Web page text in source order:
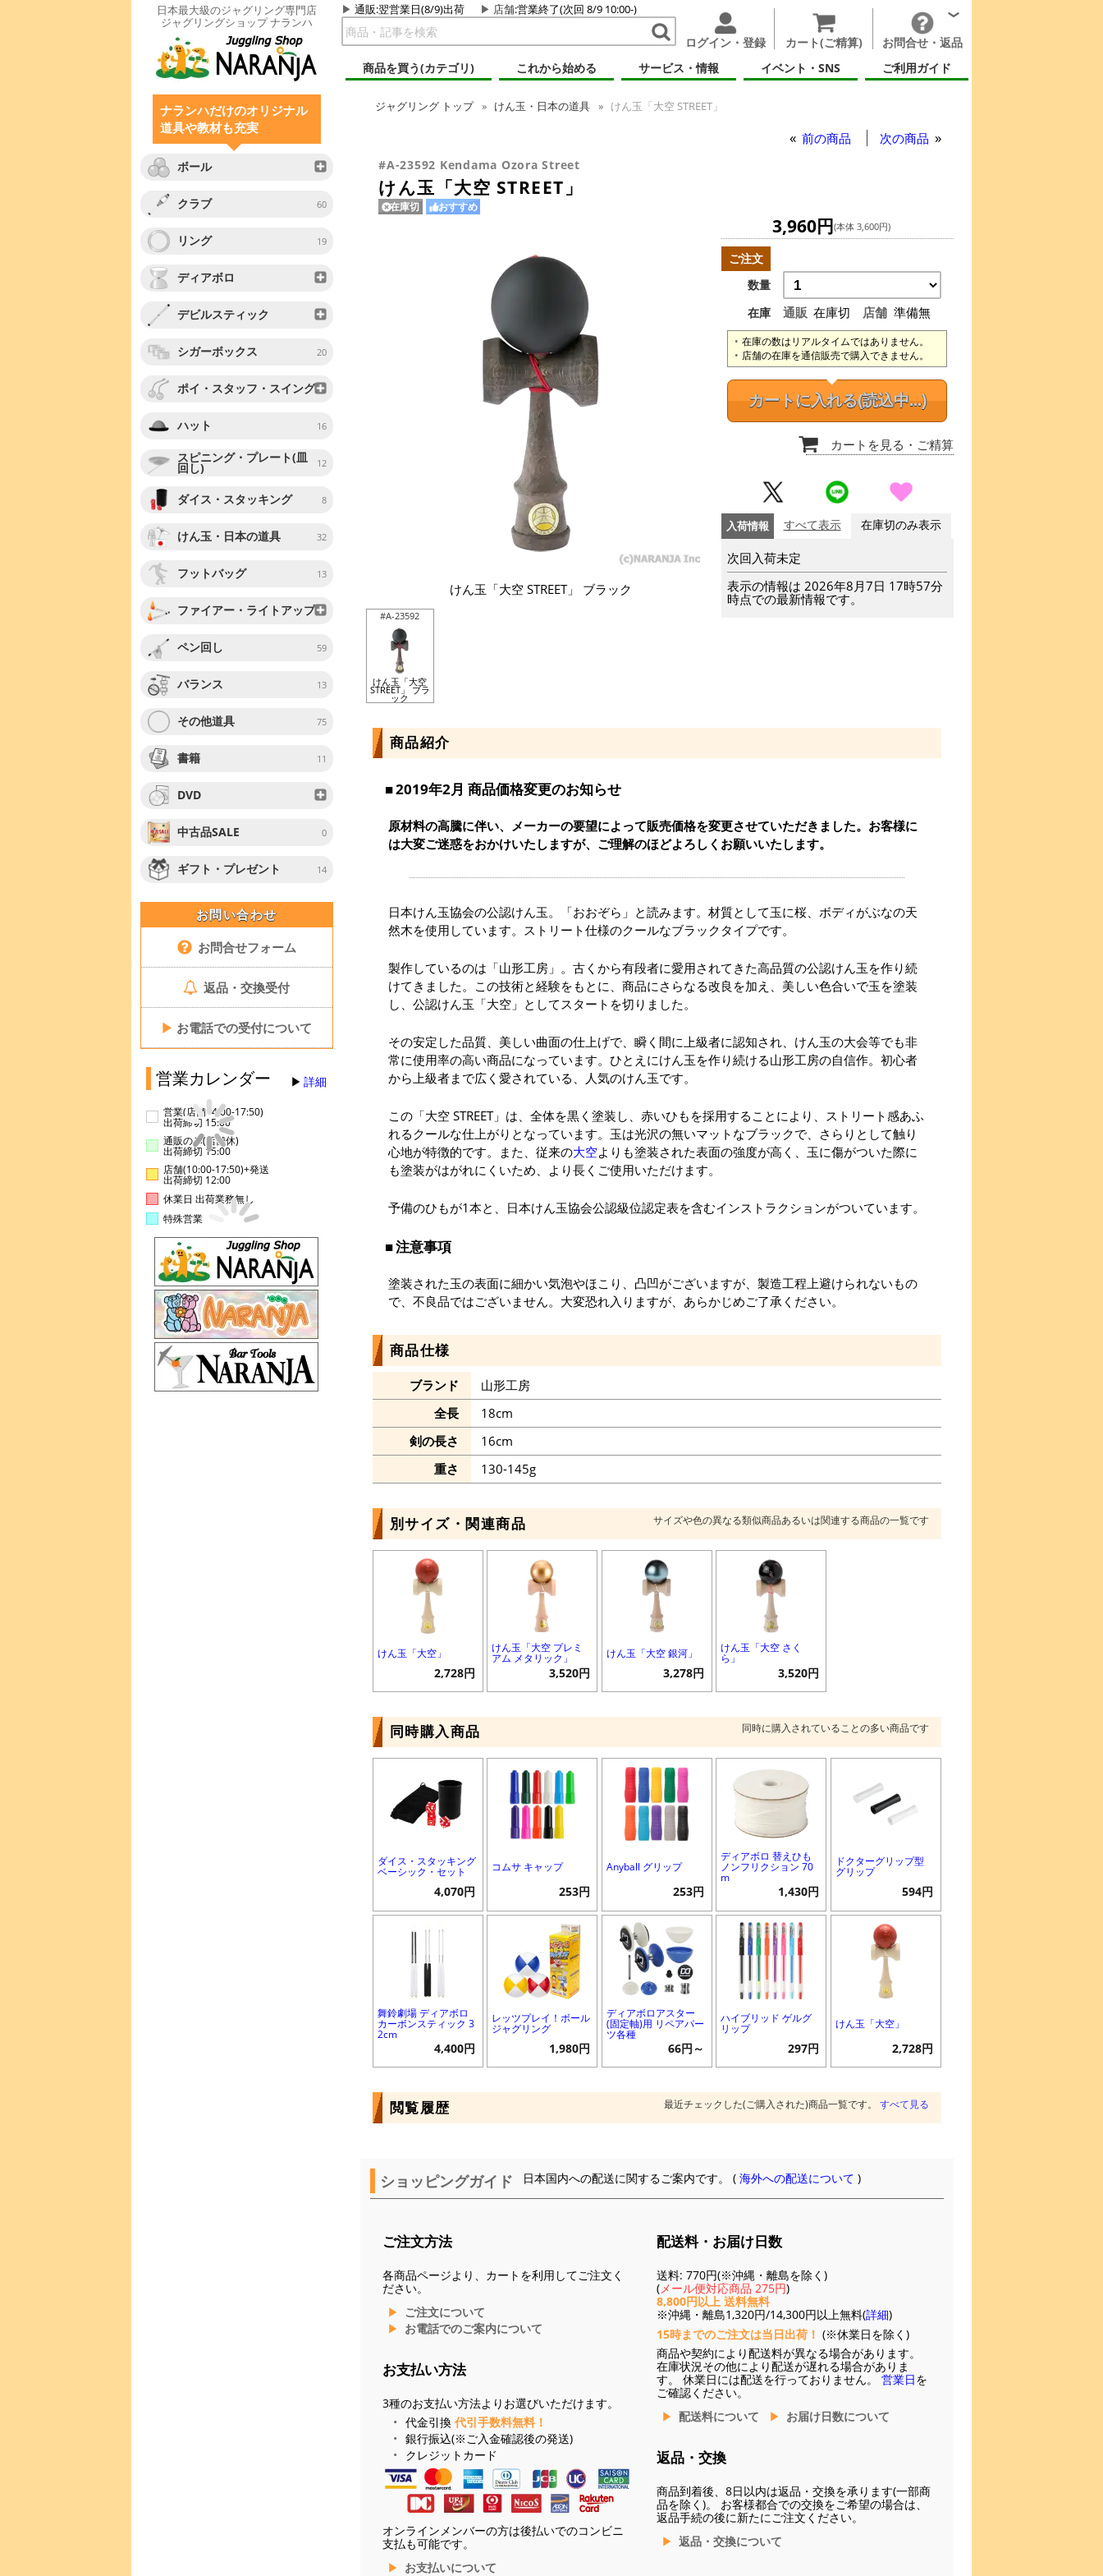
日本最大級のジャグリング専門店
ジャグリングショップ ナランハ
通販:翌営業日(8/9)出荷 店舗:営業終了(次回 8/9 10:00-)
ログイン・登録 カート(ご精算)
お問合せ・返品
商品を買う(カテゴリ)
これから始める サービス・情報 イベント・SNS ご利用ガイド
ナランハだけのオリジナル
道具や教材も充実
ボール
クラブ 60
リング 19
ディアボロ
デビルスティック
シガーボックス 20
ポイ・スタッフ・スイング
ハット 16
スピニング・プレート(皿
回し) 12
ダイス・スタッキング 8
けん玉・日本の道具 32
フットバッグ 13
ファイアー・ライトアップ
ペン回し 59
バランス 13
その他道具 75
書籍 11
DVD
中古品SALE 0
ギフト・プレゼント 14
お問い合わせ
お問合せフォーム
返品・交換受付
▶ お電話での受付について
営業カレンダー 詳細
営業(店舗14:00-17:50)
出荷締切 15:00
通販のみ(店舗休)
出荷締切 15:00
店舗(10:00-17:50)+発送
出荷締切 12:00
休業日 出荷業務無し
特殊営業
ジャグリング トップ けん玉・日本の道具 けん玉「大空 STREET」
前の商品 次の商品
#A-23592 Kendama Ozora Street
けん玉「大空 STREET」
在庫切 おすすめ
けん玉「大空 STREET」 ブラック
#A-23592
けん玉「大空
STREET」 ブラ
ック
3,960円(本体 3,600円)
ご注文
数量
在庫
通販 在庫切 店舗 準備無
在庫の数はリアルタイムではありません。
店舗の在庫を通信販売で購入できません。
カートに入れる(読込中...)
カートを見る ・ご精算
入荷情報 すべて表示 在庫切のみ表示
次回入荷未定
表示の情報は 2026年8月7日 17時57分
時点での最新情報です。
商品紹介
2019年2月 商品価格変更のお知らせ
原材料の高騰に伴い、メーカーの要望によって販売価格を変更させていただきました。お客様に
は大変ご迷惑をおかけいたしますが、ご理解のほどよろしくお願いいたします。
日本けん玉協会の公認けん玉。「おおぞら」と読みます。材質として玉に桜、ボディがぶなの天
然木を使用しています。ストリート仕様のクールなブラックタイプです。
製作しているのは「山形工房」。古くから有段者に愛用されてきた高品質の公認けん玉を作り続
けてきました。この技術と経験をもとに、商品にさらなる改良を加え、美しい色合いで玉を塗装
し、公認けん玉「大空」としてスタートを切りました。
その安定した品質、美しい曲面の仕上げで、瞬く間に上級者に認知され、けん玉の大会等でも非
常に使用率の高い商品になっています。ひとえにけん玉を作り続ける山形工房の自信作。初心者
から上級者まで広く愛されている、人気のけん玉です。
この「大空 STREET」は、全体を黒く塗装し、赤いひもを採用することにより、ストリート感あふ
れるクールな仕上がりとなっています。玉は光沢の無いマットなブラックで、さらりとして触り
心地が特徴的です。また、従来の大空よりも塗装された表面の強度が高く、玉に傷がついた際に
も塗装がはがれにくいため、より長くご使用いただけます。
予備のひもが1本と、日本けん玉協会公認級位認定表を含むインストラクションがついています。
注意事項
塗装された玉の表面に細かい気泡やほこり、凸凹がございますが、製造工程上避けられないもの
で、不良品ではございません。大変恐れ入りますが、あらかじめご了承ください。
商品仕様
ブランド
山形工房
全長
18cm
剣の長さ
16cm
重さ
130-145g
別サイズ・関連商品 サイズや色の異なる類似商品あるいは関連する商品の一覧です
けん玉「大空」
2,728円
けん玉「大空 プレミ
アム メタリック」
3,520円
けん玉「大空 銀河」
3,278円
けん玉「大空 さく
ら」
3,520円
同時購入商品 同時に購入されていることの多い商品です
ダイス・スタッキング
ベーシック・セット
4,070円
コムサ キャップ
253円
Anyball グリップ
253円
ディアボロ 替えひも
ノンフリクション 70
m
1,430円
ドクターグリップ型
グリップ
594円
舞鈴劇場 ディアボロ
カーボンスティック 3
2cm
4,400円
レッツプレイ！ボール
ジャグリング
1,980円
ディアボロアスター
(固定軸)用 リペアパー
ツ各種
66円～
ハイブリッド ゲルグ
リップ
297円
けん玉「大空」
2,728円
閲覧履歴 最近チェックした(ご購入された)商品一覧です。 すべて見る
ショッピングガイド 日本国内への配送に関するご案内です。 (海外への配送について )
ご注文方法
各商品ページより、カートを利用してご注文く
ださい。
ご注文について
お電話でのご案内について
お支払い方法
3種のお支払い方法よりお選びいただけます。
代金引換 代引手数料無料！
銀行振込(※ご入金確認後の発送)
クレジットカード
オンラインメンバーの方は後払いでのコンビニ
支払も可能です。
お支払いについて
配送料・お届け日数
送料: 770円(※沖縄・離島を除く)
(メール便対応商品 275円)
8,800円以上 送料無料
※沖縄・離島1,320円/14,300円以上無料(詳細)
15時までのご注文は当日出荷！ (※休業日を除く)
商品や契約により配送料が異なる場合があります。
在庫状況その他により配送が遅れる場合がありま
す。 休業日には配送を行っておりません。 営業日を
ご確認ください。
配送料について
お届け日数について
返品・交換
商品到着後、8日以内は返品・交換を承ります(一部商
品を除く)。 お客様都合での交換をご希望の場合は、
返品手続の後に新たにご注文ください。
返品・交換について